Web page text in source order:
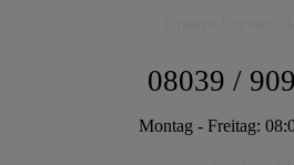
08039 /
Montag - Freitag: